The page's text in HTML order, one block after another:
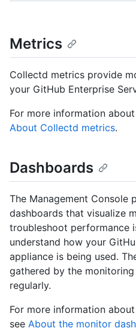
Metrics
Collectd metrics provide
your GitHub Enterprise
For more information
About Collectd metrics.
Dashboards
The Management Console
dashboards that visualize
troubleshoot performance
understand how your
appliance is being used.
gathered by the
regularly.
For more information
see About the monitor